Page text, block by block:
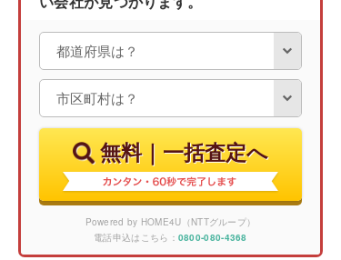
無料｜一括査定へ
Powered by HOME4U（NTTグループ）
電話申込はこちら： 0800-080-4368